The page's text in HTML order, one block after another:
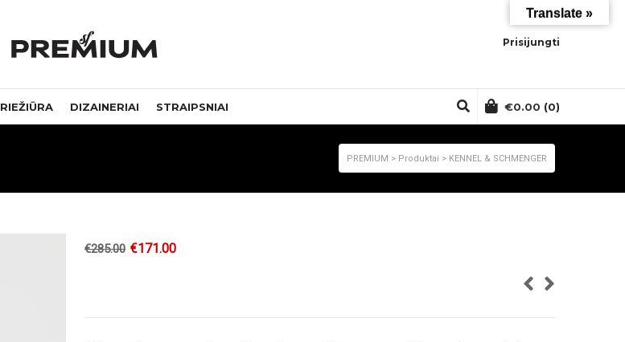
Prisijungti
DIZAINERIAI STRAIPSNIAI €0.00 (0)
PREMIUM > Produktai > KENNEL & SCHMENGER
€285.00 €171.00
Translate »